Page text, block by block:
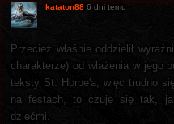
kataton88 6 dni temu
Przecież właśnie oddzielił
charakterze) od włażenia w jego
teksty St. Horpe'a, więc trudno
na festach, to czuje się tak,
dziećmi.